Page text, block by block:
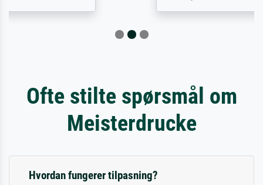
Ofte stilte spørsmål om
Meisterdrucke
Hvordan fungerer tilpasning?